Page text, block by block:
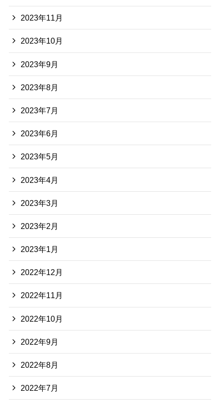
2023年11月
2023年10月
2023年9月
2023年8月
2023年7月
2023年6月
2023年5月
2023年4月
2023年3月
2023年2月
2023年1月
2022年12月
2022年11月
2022年10月
2022年9月
2022年8月
2022年7月